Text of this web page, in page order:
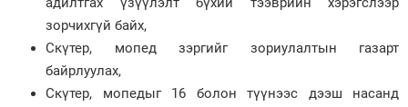
зорчихгүй байх,
Скүтер, мопед зэргийг зориулалтын газарт
байрлуулах,
Скүтер, мопедыг 16 болон түүнээс дээш насанд